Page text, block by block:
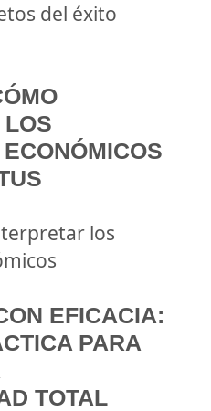
del éxito
LOS
los
EFICACIA:
PARA
TOTAL